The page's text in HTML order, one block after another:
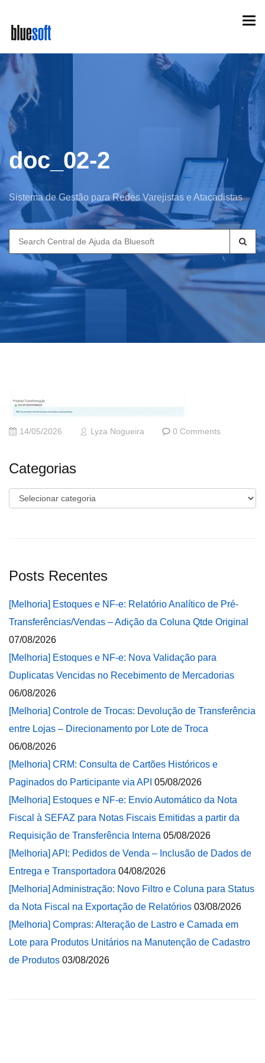
main
content
doc_02-2
Sistema de Gestão para Redes Varejistas e Atacadistas
Search
for:
14/05/2026 Lyza Nogueira 0 Comments
Categorias
Categorias
Posts Recentes
[Melhoria] Estoques e NF-e: Relatório Analítico de Pré-
Transferências/Vendas – Adição da Coluna Qtde Original
07/08/2026
[Melhoria] Estoques e NF-e: Nova Validação para
Duplicatas Vencidas no Recebimento de Mercadorias
06/08/2026
[Melhoria] Controle de Trocas: Devolução de Transferência
entre Lojas – Direcionamento por Lote de Troca
06/08/2026
[Melhoria] CRM: Consulta de Cartões Históricos e
Paginados do Participante via API 05/08/2026
[Melhoria] Estoques e NF-e: Envio Automático da Nota
Fiscal à SEFAZ para Notas Fiscais Emitidas a partir da
Requisição de Transferência Interna 05/08/2026
[Melhoria] API: Pedidos de Venda – Inclusão de Dados de
Entrega e Transportadora 04/08/2026
[Melhoria] Administração: Novo Filtro e Coluna para Status
da Nota Fiscal na Exportação de Relatórios 03/08/2026
[Melhoria] Compras: Alteração de Lastro e Camada em
Lote para Produtos Unitários na Manutenção de Cadastro
de Produtos 03/08/2026